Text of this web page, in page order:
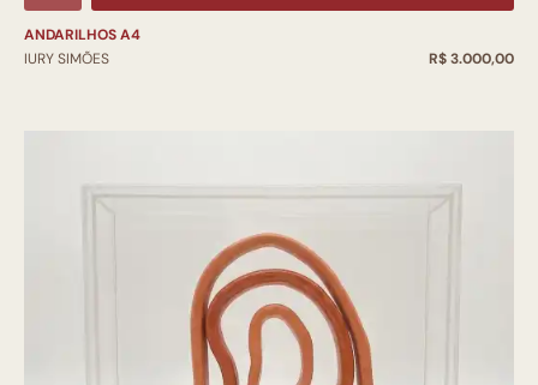
ANDARILHOS A4
IURY SIMÕES
R$ 3.000,00